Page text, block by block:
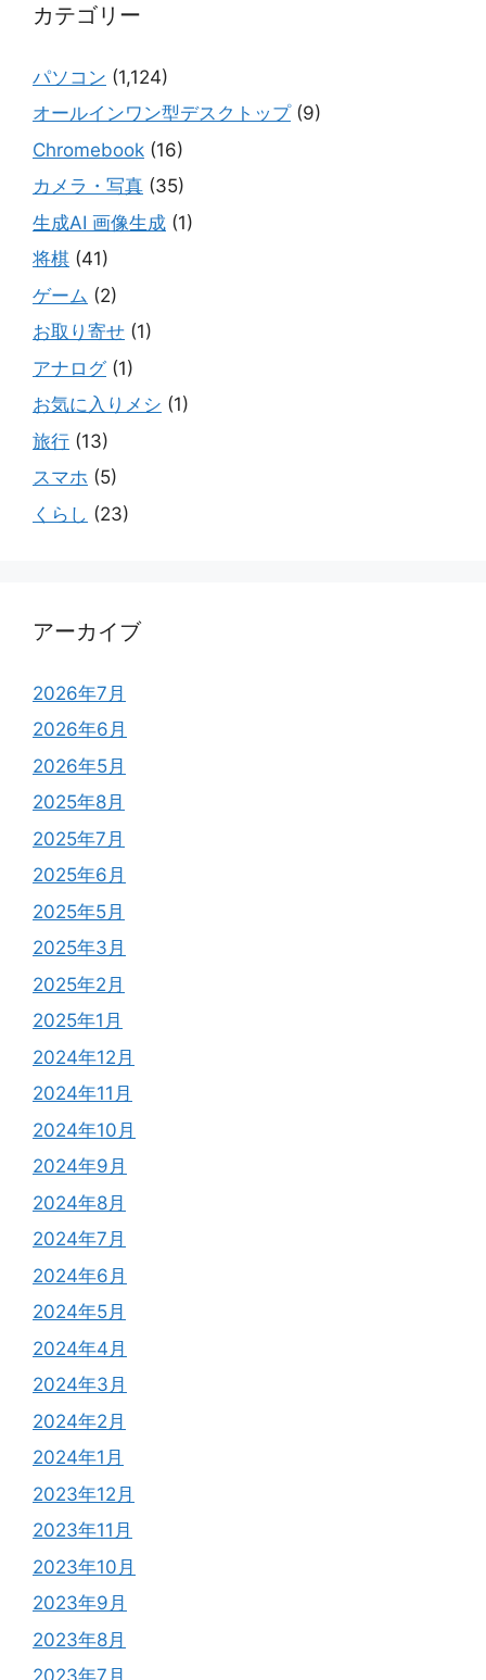
カテゴリー
パソコン (1,124)
オールインワン型デスクトップ(9)
Chromebook (16)
カメラ・写真 (35)
生成AI 画像生成 (1)
将棋 (41)
ゲーム (2)
お取り寄せ (1)
アナログ(1)
お気に入りメシ (1)
旅行 (13)
スマホ (5)
くらし (23)
アーカイブ
2026年7月
2026年6月
2026年5月
2025年8月
2025年7月
2025年6月
2025年5月
2025年3月
2025年2月
2025年1月
2024年12月
2024年11月
2024年10月
2024年9月
2024年8月
2024年7月
2024年6月
2024年5月
2024年4月
2024年3月
2024年2月
2024年1月
2023年12月
2023年11月
2023年10月
2023年9月
2023年8月